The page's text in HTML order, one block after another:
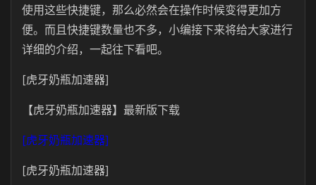
使用这些快捷键，那么必然会在操作时候变得更加方
便。而且快捷键数量也不多，小编接下来将给大家进行
详细的介绍，一起往下看吧。
[虎牙奶瓶加速器]
【虎牙奶瓶加速器】最新版下载
[虎牙奶瓶加速器]
[虎牙奶瓶加速器]